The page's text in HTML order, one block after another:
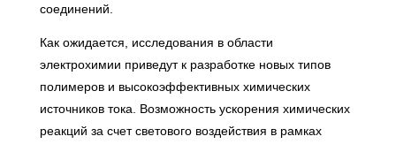
соединений.
Как ожидается, исследования в области
электрохимии приведут к разработке новых типов
полимеров и высокоэффективных химических
источников тока. Возможность ускорения химических
реакций за счет светового воздействия в рамках